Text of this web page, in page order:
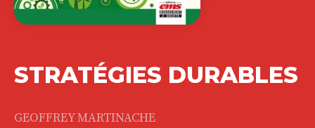
STRATÉGIES DURABLES
GEOFFREY MARTINACHE